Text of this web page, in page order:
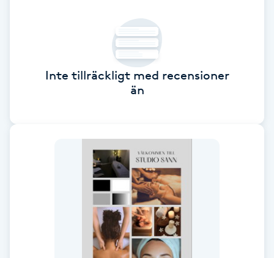
Dermapen
E
Extensions borttagning
Inte tillräckligt med recensioner
än